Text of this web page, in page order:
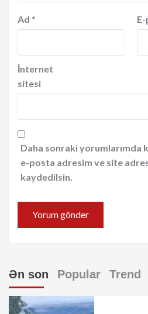
Ad *
İnternet
sitesi
Daha sonraki yorumlarımda
e-posta adresim ve site
kaydedilsin.
Ən son Popular Trend